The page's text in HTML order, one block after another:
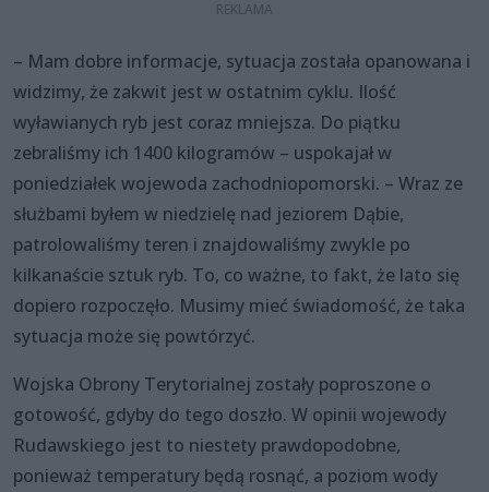
– Mam dobre informacje, sytuacja została opanowana i
widzimy, że zakwit jest w ostatnim cyklu. Ilość
wyławianych ryb jest coraz mniejsza. Do piątku
zebraliśmy ich 1400 kilogramów – uspokajał w
poniedziałek wojewoda zachodniopomorski. – Wraz ze
służbami byłem w niedzielę nad jeziorem Dąbie,
patrolowaliśmy teren i znajdowaliśmy zwykle po
kilkanaście sztuk ryb. To, co ważne, to fakt, że lato się
dopiero rozpoczęło. Musimy mieć świadomość, że taka
sytuacja może się powtórzyć.
Wojska Obrony Terytorialnej zostały poproszone o
gotowość, gdyby do tego doszło. W opinii wojewody
Rudawskiego jest to niestety prawdopodobne,
ponieważ temperatury będą rosnąć, a poziom wody